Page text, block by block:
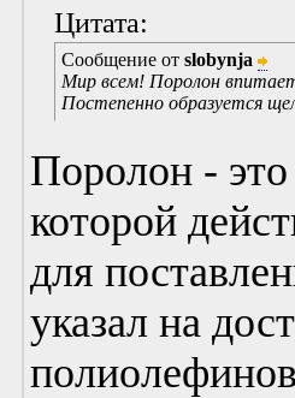
Цитата:
Сообщение от slobynja
Мир всем! Поролон
Постепенно образуется
Поролон -
которой
для
указал на